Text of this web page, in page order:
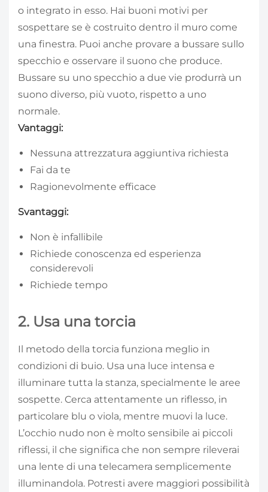
o integrato in esso. Hai buoni motivi per
sospettare se è costruito dentro il muro come
una finestra. Puoi anche provare a bussare sullo
specchio e osservare il suono che produce.
Bussare su uno specchio a due vie produrrà un
suono diverso, più vuoto, rispetto a uno
normale.
Vantaggi:
Nessuna attrezzatura aggiuntiva richiesta
Fai da te
Ragionevolmente efficace
Svantaggi:
Non è infallibile
Richiede conoscenza ed esperienza
considerevoli
Richiede tempo
2. Usa una torcia
Il metodo della torcia funziona meglio in
condizioni di buio. Usa una luce intensa e
illuminare tutta la stanza, specialmente le aree
sospette. Cerca attentamente un riflesso, in
particolare blu o viola, mentre muovi la luce.
L’occhio nudo non è molto sensibile ai piccoli
riflessi, il che significa che non sempre rileverai
una lente di una telecamera semplicemente
illuminandola. Potresti avere maggiori possibilità